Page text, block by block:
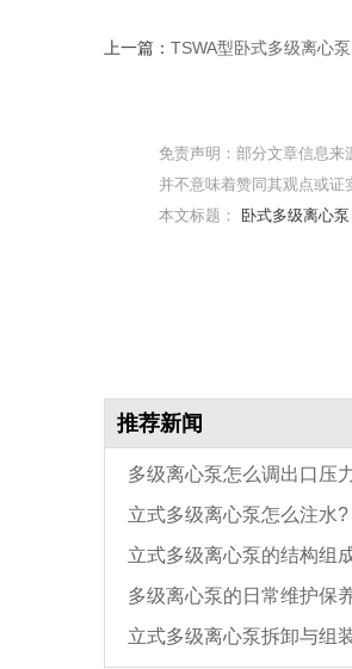
上一篇： TSWA型卧式多级离心泵
免责声明：部分文章信息来
并不意味着赞同其观点或证
本文标题：
卧式多级离心泵
推荐新闻
多级离心泵怎么调出口压
立式多级离心泵怎么注水?
立式多级离心泵的结构组
多级离心泵的日常维护保
立式多级离心泵拆卸与组